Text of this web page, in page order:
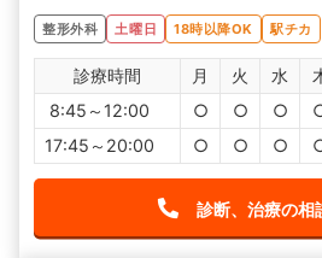
整形外科 土曜日 18時以降OK 駅チカ
診療時間 月 火 水
8:45～12:00
○ ○ ○
17:45～20:00
○ ○ ○
診断、治療の相